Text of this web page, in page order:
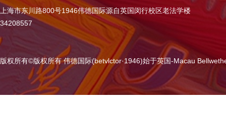
上海市东川路800号1946伟德国际源自英国闵行校区老法学楼
34208557
版权所有©版权所有 伟德国际(betvlctor·1946)始于英国-Macau